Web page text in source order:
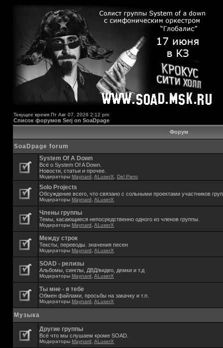
Текущее время Пт Авг 07, 2026 2:12 pm
Список форумов Serj on SoaDpage
Форум
SoaDpage forum
System Of A Down
Всё о System Of A Down.
Новости, статьи и прочее.
Модераторы Maynard ALuserX Del Piero
Solo Projects
Обсуждение всего, что связано с сольными проектами участников
Модераторы Maynard ALuserX
Члены группы
Темы, касающиеся непосредственно одного из членов группы.
Модераторы Maynard ALuserX
Между строк
Тексты, переводы. значения песен
Модераторы Maynard ALuserX
SOAD - релизы
Альбомы, синглы, ДВД/видео, демки и т.д
Модераторы Maynard ALuserX
Ты мне - я тебе
Обмен файлами, просьбы на закачку и т.п.
Модераторы Maynard ALuserX
Музыка
Другие группы
Всё что мы слушаем кроме SOAD.
Модераторы Maynard ALuserX